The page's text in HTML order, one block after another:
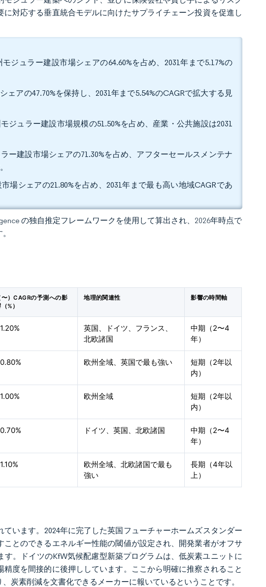
対応する垂直統合モデルに向けたサプライチェーン投資を促進し
ジュラー建設市場シェアの64.60%を占め、2031年まで5.17%の
アの47.70%を保持し、2031年まで5.54%のCAGRで拡大する見
ジュラー建設市場規模の51.50%を占め、産業・公共施設は2031
ー建設市場シェアの71.30%を占め、アフターセールスメンテナ
場シェアの21.80%を占め、2031年まで最も高い地域CAGRであ
の独自推定フレームワークを使用して算出され、2026年時点で
〜）CAGRの予測への影
%）
地理的関連性 影響の時間軸
英国、ドイツ、フランス、
北欧諸国
中期（2〜4
年）
欧州全域、英国で最も強い
短期（2年以
内）
欧州全域
短期（2年以
内）
ドイツ、英国、北欧諸国
中期（2〜4
年）
欧州全域、北欧諸国で最も
強い
長期（4年以
上）
います。2024年に完了した英国フューチャーホームズスタンダー
とのできるエネルギー性能の閾値が設定され、開発業者がオフサ
。ドイツのKfW気候配慮型新築プログラムは、低炭素ユニットに
度を間接的に後押ししています。ここから明確に推察されること
炭素削減を文書化できるメーカーに報いているということです。